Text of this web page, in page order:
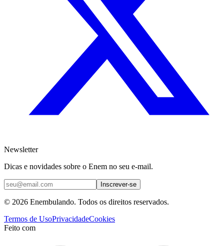
Newsletter
Dicas e novidades sobre o Enem no seu e-mail.
Inscrever-se
© 2026 Enembulando. Todos os direitos reservados.
Termos de UsoPrivacidadeCookies
Feito com